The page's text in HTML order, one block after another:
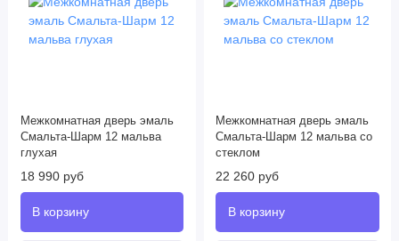
Межкомнатная дверь эмаль
Смальта-Шарм 12 мальва
глухая
18 990 руб
Межкомнатная дверь эмаль
Смальта-Шарм 12 мальва со
стеклом
22 260 руб